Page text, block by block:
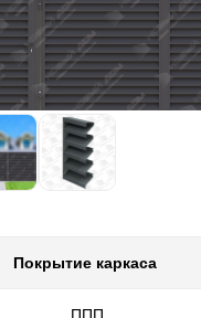
Покрытие каркаса